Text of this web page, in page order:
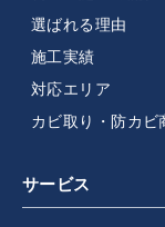
選ばれる理由
施工実績
対応エリア
カビ取り・防カビ
サービス